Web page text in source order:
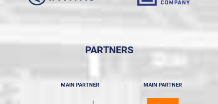
PARTNERS
MAIN PARTNER MAIN PARTNER